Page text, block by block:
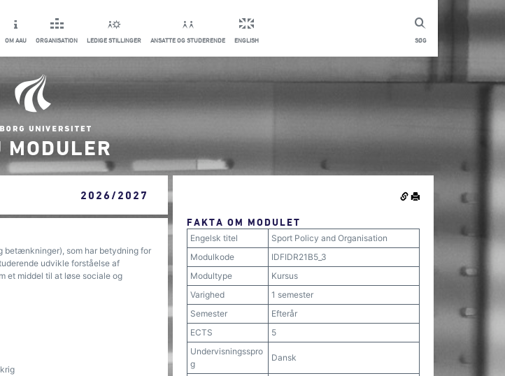
SØG
OM AAU ORGANISATION LEDIGE STILLINGER ANSATTE OG STUDERENDE ENGLISH
MODULER
2026/2027
betænkninger), som har betydning for
udvikle forståelse af
et middel til at løse sociale og
FAKTA OM MODULET
Engelsk titel
Sport Policy and Organisation
Modulkode
IDFIDR21B5_3
Modultype
Kursus
Varighed
1 semester
Semester
Efterår
ECTS
5
Undervisningsspro
g
Dansk